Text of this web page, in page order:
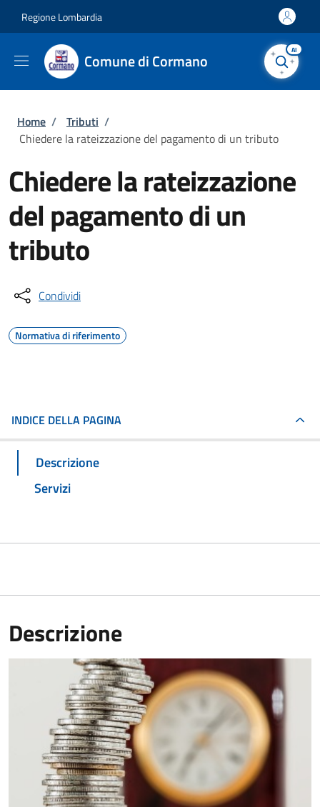
Regione Lombardia
Comune di Cormano
AI
Briciole di pane
Home / Tributi /
Chiedere la rateizzazione del pagamento di un tributo
Chiedere la rateizzazione
del pagamento di un
tributo
Condividi
Normativa di riferimento
INDICE DELLA PAGINA
Descrizione
Servizi
Descrizione